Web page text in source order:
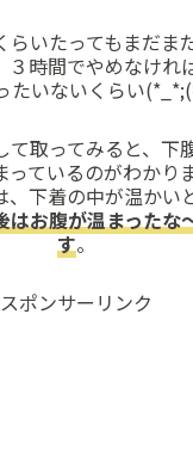
らいたってもまだま
３時間でやめなけれ
たいないくらい
て取ってみると、下
っているのがわかりま
、下着の中が温かい
はお腹が温まったな
す。
スポンサーリンク